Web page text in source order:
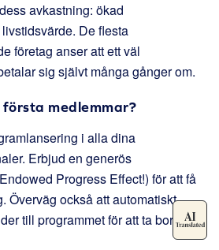
avkastning: ökad
De flesta
företag anser att ett väl
sig självt många gånger om.
medlemmar?
i alla dina
Erbjud en generös
Progress Effect!) för att få
Överväg också att automatiskt
till programmet för att ta bort all